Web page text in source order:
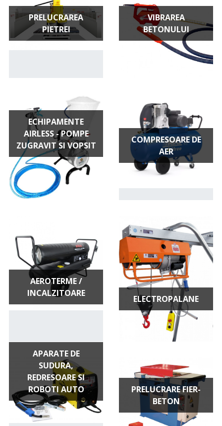
PRELUCRAREA
PIETREI
VIBRAREA
BETONULUI
ECHIPAMENTE
AIRLESS - POMPE
ZUGRAVIT SI VOPSIT
COMPRESOARE DE
AER
AEROTERME /
INCALZITOARE
ELECTROPALANE
APARATE DE
SUDURA,
REDRESOARE SI
ROBOTI AUTO
PRELUCRARE FIER-
BETON